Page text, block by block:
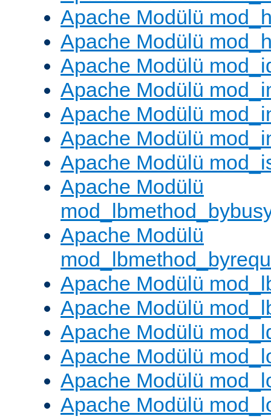
Apache Modülü
Apache Modülü
Apache Modülü
Apache Modülü
Apache Modülü
Apache Modülü
Apache Modülü
Apache Modülü
Apache Modülü
Apache Modülü
Apache Modülü
Apache Modülü
Apache Modülü
Apache Modülü
Apache Modülü